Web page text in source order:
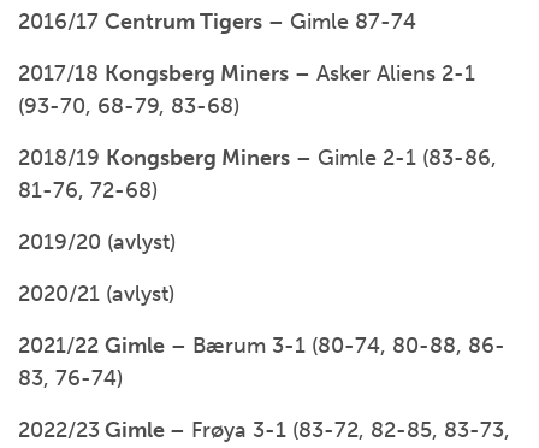
2016/17 Centrum Tigers – Gimle 87-74
2017/18 Kongsberg Miners – Asker Aliens 2-1
(93-70, 68-79, 83-68)
2018/19 Kongsberg Miners – Gimle 2-1 (83-86,
81-76, 72-68)
2019/20 (avlyst)
2020/21 (avlyst)
2021/22 Gimle – Bærum 3-1 (80-74, 80-88, 86-
83, 76-74)
2022/23 Gimle – Frøya 3-1 (83-72, 82-85, 83-73,